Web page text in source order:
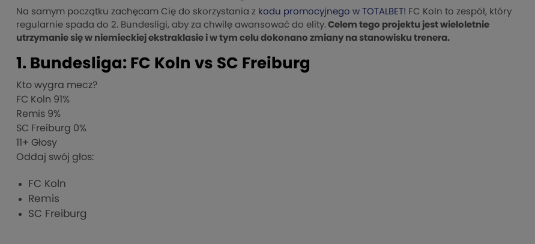
Na samym początku zachęcam Cię do skorzystania z kodu promocyjnego w TOTALBET! FC Koln to zespół, który
regularnie spada do 2. Bundesligi, aby za chwilę awansować do elity. Celem tego projektu jest wieloletnie
utrzymanie się w niemieckiej ekstraklasie i w tym celu dokonano zmiany na stanowisku trenera.
1. Bundesliga: FC Koln vs SC Freiburg
Kto wygra mecz?
FC Koln 91%
Remis 9%
SC Freiburg 0%
11 + Głosy
Oddaj swój głos:
FC Koln
Remis
SC Freiburg